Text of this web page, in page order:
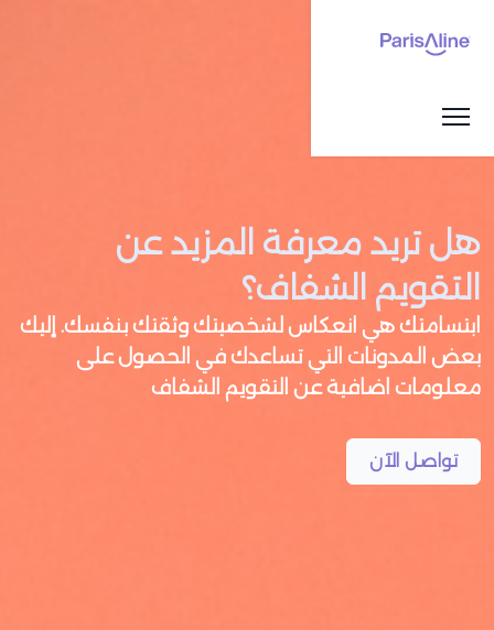
هل تريد معرفة المزيد عن
التقويم الشفاف؟
ابتسامتك هي انعكاس لشخصيتك وثقتك بنفسك. إليك
بعض المدونات التي تساعدك في الحصول على
معلومات اضافية عن التقويم الشفاف
تواصل الآن